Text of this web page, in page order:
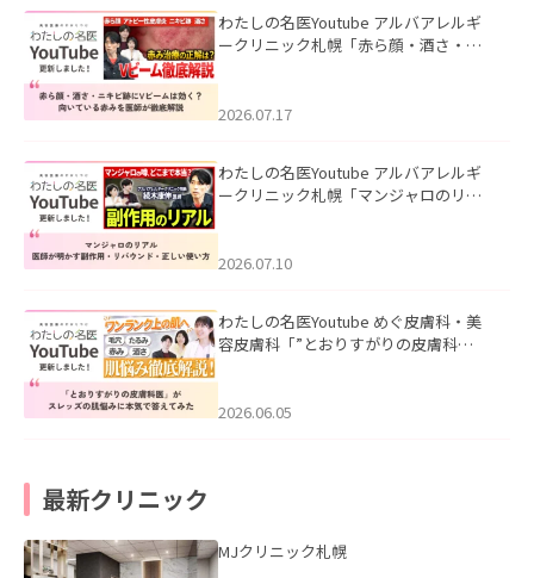
わたしの名医Youtube アルバアレルギ
ークリニック札幌「赤ら顔・酒さ・ニ
した。
2026.07.17
わたしの名医Youtube アルバアレルギ
ークリニック札幌「マンジャロのリア
た。
2026.07.10
わたしの名医Youtube めぐ皮膚科・美
容皮膚科「”とおりすがりの皮膚科
2026.06.05
最新クリニック
MJクリニック札幌